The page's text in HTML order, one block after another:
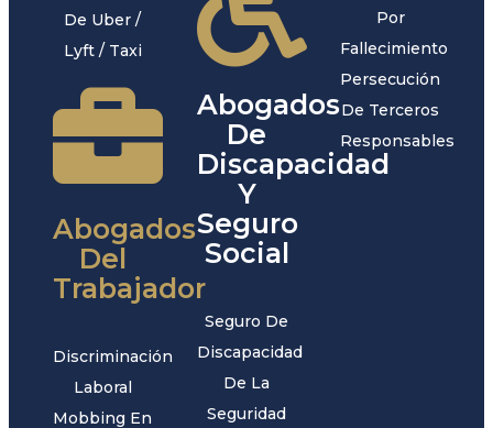
De Uber /
Lyft / Taxi
Abogados
Del
Trabajador
Discriminación
Laboral
Mobbing En
Abogados
De
Discapacidad
Y
Seguro
Social
Seguro De
Discapacidad
De La
Seguridad
Por
Fallecimiento
Persecución
De Terceros
Responsables